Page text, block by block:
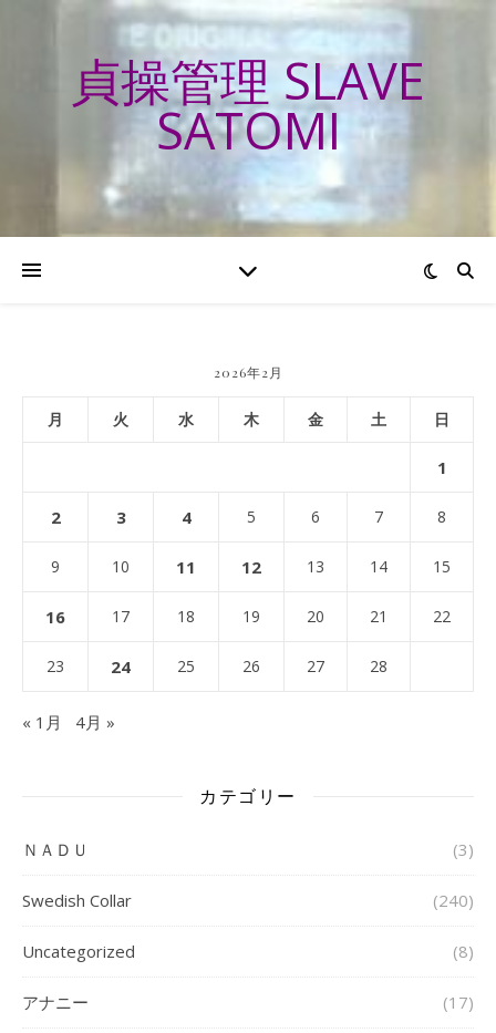
貞操管理 SLAVE
SATOMI
2026年2月
月 火 水 木 金 土 日
1
2 3 4 5 6 7 8
9 10 11 12 13 14 15
16 17 18 19 20 21 22
23 24 25 26 27 28
« 1月 4月 »
カテゴリー
ＮＡＤＵ (3)
Swedish Collar (240)
Uncategorized (8)
アナニー (17)